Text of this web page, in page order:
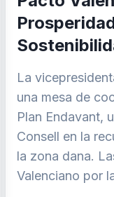
La
una mesa de
Plan Endavant,
Consell en la
la zona dana.
Valenciano por